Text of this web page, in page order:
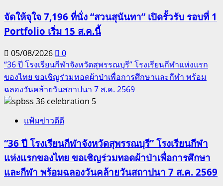
จัดให้จุใจ 7,196 ที่นั่ง “สวนสุนันทา” เปิดรั้วรับ รอบที่ 1
Portfolio เริ่ม 15 ส.ค.นี้
05/08/2026
0
“36 ปี โรงเรียนกีฬาจังหวัดสุพรรณบุรี” โรงเรียนกีฬาแห่งแรก
ของไทย ขอเชิญร่วมทอดผ้าป่าเพื่อการศึกษาและกีฬา พร้อม
ฉลองวันคล้ายวันสถาปนา 7 ส.ค. 2569
5
แฟ้มข่าวดีดี
“36 ปี โรงเรียนกีฬาจังหวัดสุพรรณบุรี” โรงเรียนกีฬา
แห่งแรกของไทย ขอเชิญร่วมทอดผ้าป่าเพื่อการศึกษา
และกีฬา พร้อมฉลองวันคล้ายวันสถาปนา 7 ส.ค. 2569